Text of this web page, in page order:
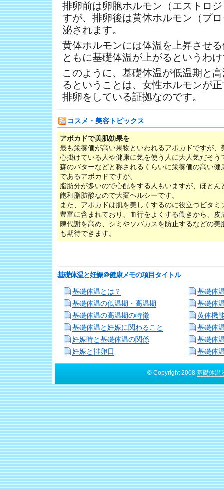
排卵前は卵胞ホルモン（エストロ
すが、排卵後は黄体ホルモン（プ
泌されます。
黄体ホルモンには体温を上昇させ
ともに基礎体温が上がるというわ
このように、基礎体温が低温期と
るということは、女性ホルモンが
排卵をしている証拠なのです。
コスメ・美容トピックス
アボカドで美肌効果を
最も栄養価が高い果物といわれるアボカドですが、
心掛けている人や健康に気を使う人に大人気だそう
森のバターなどと称されるくらいに栄養価の高い健
であるアボカドですが、
脂肪分が多いので心配をする人もいますが、ほとん
飽和脂肪酸なので大変ヘルシーです。
また、アボカドは肌を美しくするのに役立つビタミ
豊富に含まれており、血行をよくする働きから、皮
陳代謝を高め、シミやソバカスを防止するなどの美
も期待できます。
基礎体温と妊娠＠健康メモの項目タイトル
基礎体温とは？
基礎体温の低温期・高温期
基礎体温の高温期の特徴
基礎体温と妊娠に関わること
妊娠時と基礎体温の関係
妊娠と排卵日
基礎体
基礎体
黄体機
基礎体
基礎体
基礎体
© Copyright 2008 基礎体温